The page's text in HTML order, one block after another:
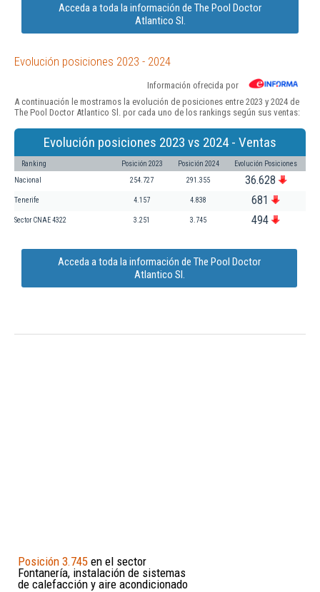
Acceda a toda la información de The Pool Doctor
Atlantico Sl.
Evolución posiciones 2023 - 2024
Información ofrecida por
A continuación le mostramos la evolución de posiciones entre 2023 y 2024 de
The Pool Doctor Atlantico Sl. por cada uno de los rankings según sus ventas:
Evolución posiciones 2023 vs 2024 - Ventas
Ranking Posición 2023 Posición 2024 Evolución Posiciones
Nacional 254.727 291.355 36.628
Tenerife 4.157 4.838 681
Sector CNAE 4322 3.251 3.745 494
Acceda a toda la información de The Pool Doctor
Atlantico Sl.
Posición 3.745 en el sector
Fontanería, instalación de sistemas
de calefacción y aire acondicionado